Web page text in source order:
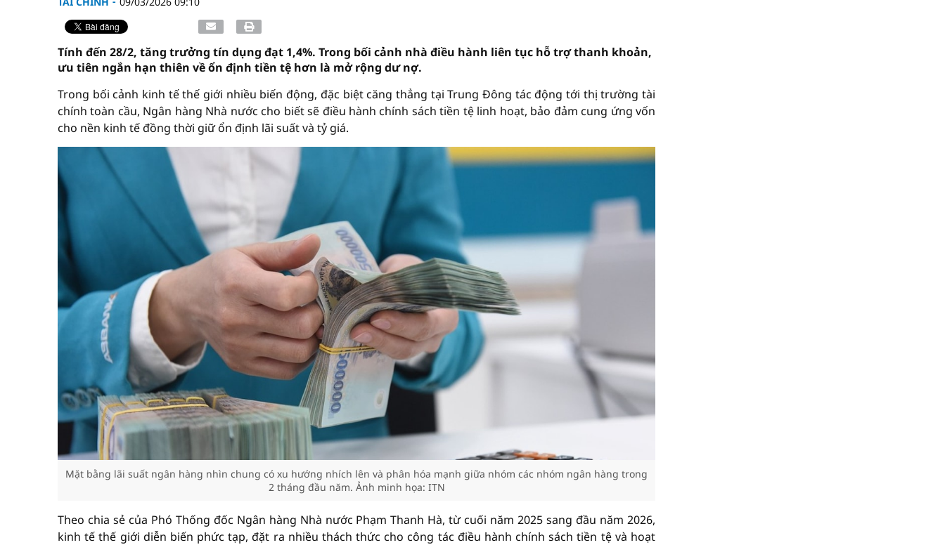
Tính đến 28/2, tăng trưởng tín dụng đạt 1,4%. Trong bối cảnh nhà điều hành liên tục hỗ trợ thanh khoản,
ưu tiên ngắn hạn thiên về ổn định tiền tệ hơn là mở rộng dư nợ.
Trong bối cảnh kinh tế thế giới nhiều biến động, đặc biệt căng thẳng tại Trung Đông tác động tới thị trường tài
chính toàn cầu, Ngân hàng Nhà nước cho biết sẽ điều hành chính sách tiền tệ linh hoạt, bảo đảm cung ứng vốn
cho nền kinh tế đồng thời giữ ổn định lãi suất và tỷ giá.
Mặt bằng lãi suất ngân hàng nhìn chung có xu hướng nhích lên và phân hóa mạnh giữa nhóm các nhóm ngân hàng trong
2 tháng đầu năm. Ảnh minh họa: ITN
Theo chia sẻ của Phó Thống đốc Ngân hàng Nhà nước Phạm Thanh Hà, từ cuối năm 2025 sang đầu năm 2026,
kinh tế thế giới diễn biến phức tạp, đặt ra nhiều thách thức cho công tác điều hành chính sách tiền tệ và hoạt